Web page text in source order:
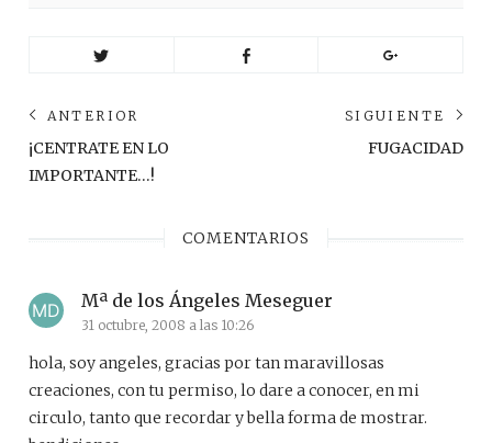
Navegación
de
entradas
ANTERIOR
Anterior
post:
¡CENTRATE EN LO
IMPORTANTE…!
SIGUIENTE
FUGACIDAD
COMENTARIOS
Mª de los Ángeles Meseguer
31 octubre, 2008 a las 10:26
hola, soy angeles, gracias por tan maravillosas
creaciones, con tu permiso, lo dare a conocer, en mi
circulo, tanto que recordar y bella forma de mostrar.